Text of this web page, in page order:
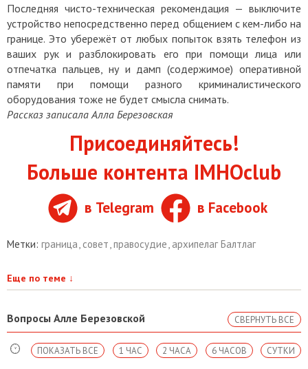
Последняя чисто-техническая рекомендация — выключите
устройство непосредственно перед общением с кем-либо на
границе. Это убережёт от любых попыток взять телефон из
ваших рук и разблокировать его при помощи лица или
отпечатка пальцев, ну и дамп (содержимое) оперативной
памяти при помощи разного криминалистического
оборудования тоже не будет смысла снимать.
Рассказ записала Алла Березовская
Присоединяйтесь!
Больше контента IMHOclub
в Telegram в Facebook
Метки: граница, совет,правосудие, архипелаг Балтлаг
Еще по теме ↓
Вопросы Алле Березовской СВЕРНУТЬ ВСЕ
СУТКИ
6 ЧАСОВ
2 ЧАСА
1 ЧАС
ПОКАЗАТЬ ВСЕ